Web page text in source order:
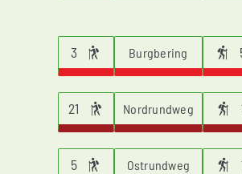
3 Burgbering
21 Nordrundweg
5 Ostrundweg